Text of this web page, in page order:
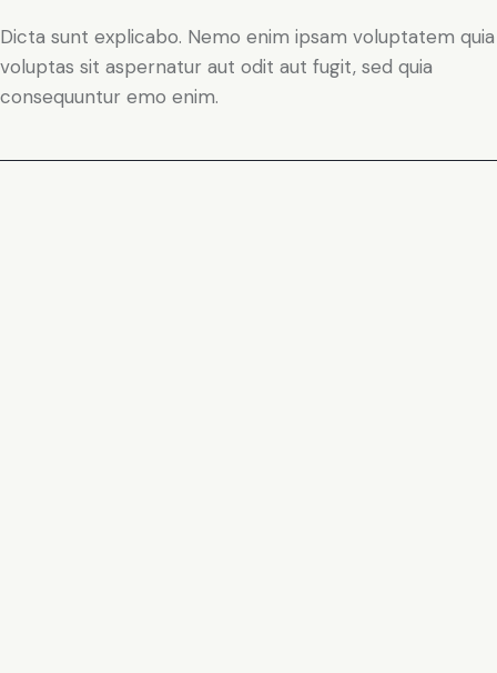
Dicta sunt explicabo. Nemo enim ipsam voluptatem quia
voluptas sit aspernatur aut odit aut fugit, sed quia
consequuntur emo enim.